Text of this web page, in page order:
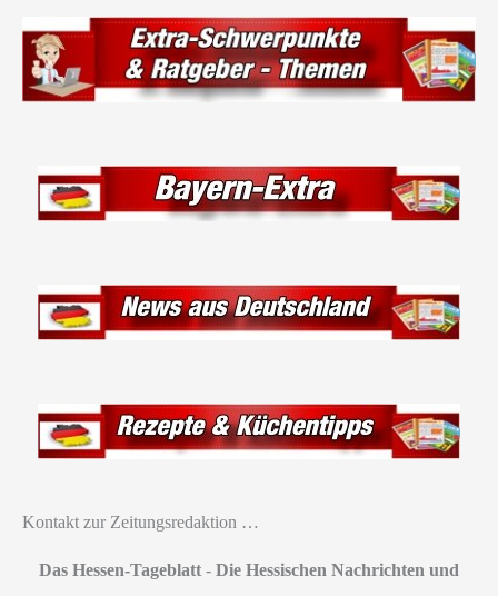
Kontakt zur Zeitungsredaktion …
Das Hessen-Tageblatt - Die Hessischen Nachrichten und